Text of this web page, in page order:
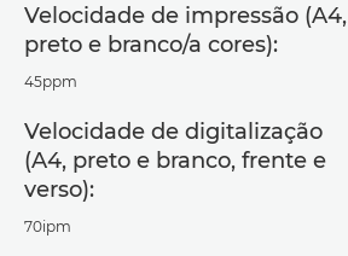
Transferência de PDF
Velocidade de impressão (A4,
preto e branco/a cores):
45ppm
Velocidade de digitalização
(A4, preto e branco, frente e
verso):
70ipm